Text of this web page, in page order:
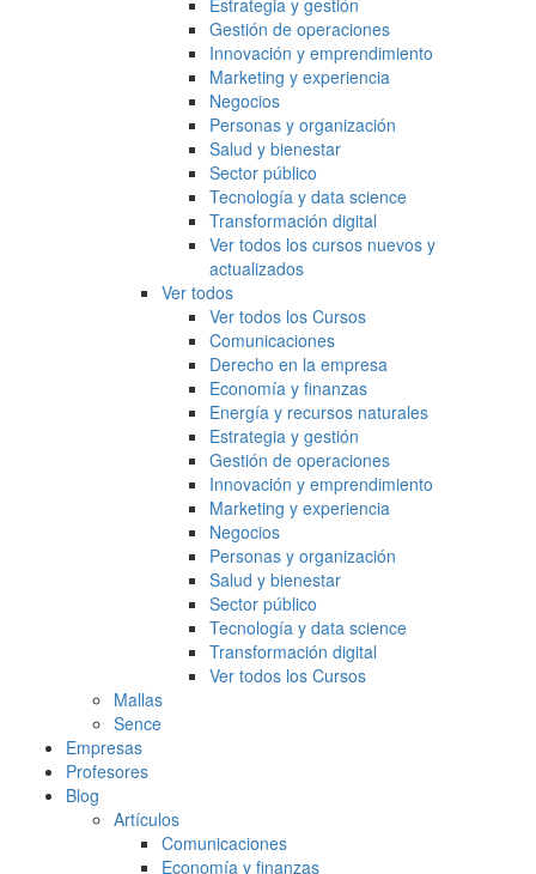
Estrategia y gestión
Gestión de operaciones
Innovación y emprendimiento
Marketing y experiencia
Negocios
Personas y organización
Salud y bienestar
Sector público
Tecnología y data science
Transformación digital
Ver todos los cursos nuevos y
actualizados
Ver todos
Ver todos los Cursos
Comunicaciones
Derecho en la empresa
Economía y finanzas
Energía y recursos naturales
Estrategia y gestión
Gestión de operaciones
Innovación y emprendimiento
Marketing y experiencia
Negocios
Personas y organización
Salud y bienestar
Sector público
Tecnología y data science
Transformación digital
Ver todos los Cursos
Mallas
Sence
Empresas
Profesores
Blog
Artículos
Comunicaciones
Economía y finanzas